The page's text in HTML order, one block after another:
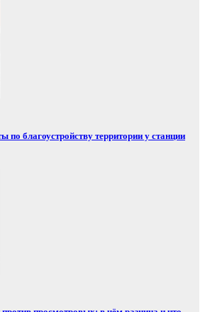
по благоустройству территории у станции